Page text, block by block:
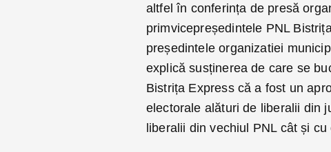
altfel în conferința de presă
primvicepreședintele PNL
președintele organizatiei
explică susținerea de care se
Bistrița Express că a fost un
electorale alături de liberalii din
liberalii din vechiul PNL cât și